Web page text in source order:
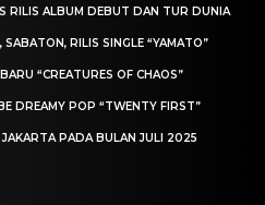
RILIS ALBUM DEBUT DAN TUR DUNIA
RILIS SINGLE “YAMATO”
“CREATURES OF CHAOS”
DREAMY POP “TWENTY FIRST”
PADA BULAN JULI 2025